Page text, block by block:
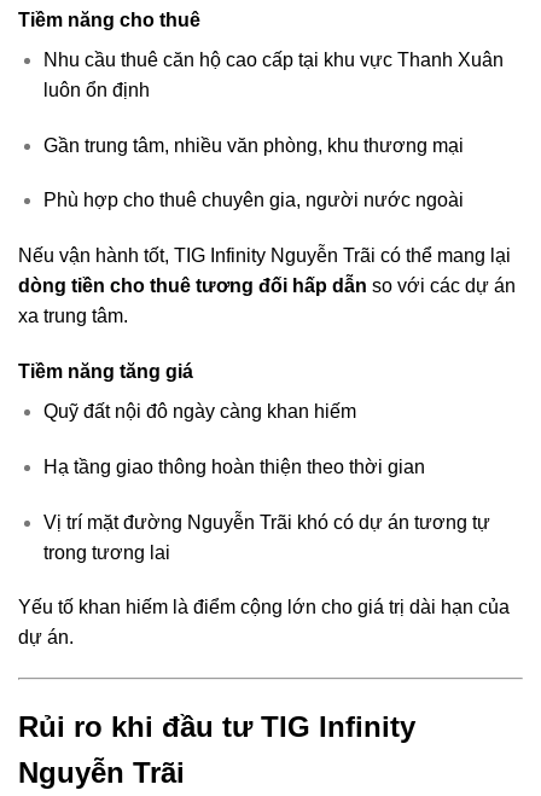
Tiềm năng cho thuê
Nhu cầu thuê căn hộ cao cấp tại khu vực Thanh Xuân
luôn ổn định
Gần trung tâm, nhiều văn phòng, khu thương mại
Phù hợp cho thuê chuyên gia, người nước ngoài
Nếu vận hành tốt, TIG Infinity Nguyễn Trãi có thể mang lại
dòng tiền cho thuê tương đối hấp dẫn so với các dự án
xa trung tâm.
Tiềm năng tăng giá
Quỹ đất nội đô ngày càng khan hiếm
Hạ tầng giao thông hoàn thiện theo thời gian
Vị trí mặt đường Nguyễn Trãi khó có dự án tương tự
trong tương lai
Yếu tố khan hiếm là điểm cộng lớn cho giá trị dài hạn của
dự án.
Rủi ro khi đầu tư TIG Infinity
Nguyễn Trãi